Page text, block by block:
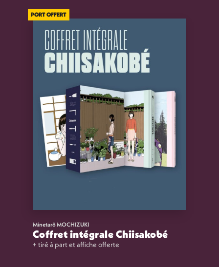
PORT OFFERT
Minetarô MOCHIZUKI
Coffret intégrale Chiisakobé
+ tiré à part et affiche offerte